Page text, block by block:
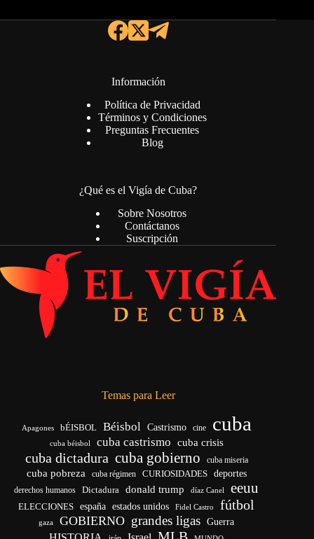
Información
Política de Privacidad
Términos y Condiciones
Preguntas Frecuentes
Blog
¿Qué es el Vigía de Cuba?
Sobre Nosotros
Contáctanos
Suscripción
Temas para Leer
Apagones bÉISBOL Béisbol Castrismo cine cuba
cuba béisbol cuba castrismo cuba crisis
cuba dictadura cuba gobierno cuba miseria
cuba pobreza cuba régimen CURIOSIDADES deportes
derechos humanos Dictadura donald trump díaz Canel eeuu
ELECCIONES españa estados unidos Fidel Castro fútbol
gaza GOBIERNO grandes ligas Guerra